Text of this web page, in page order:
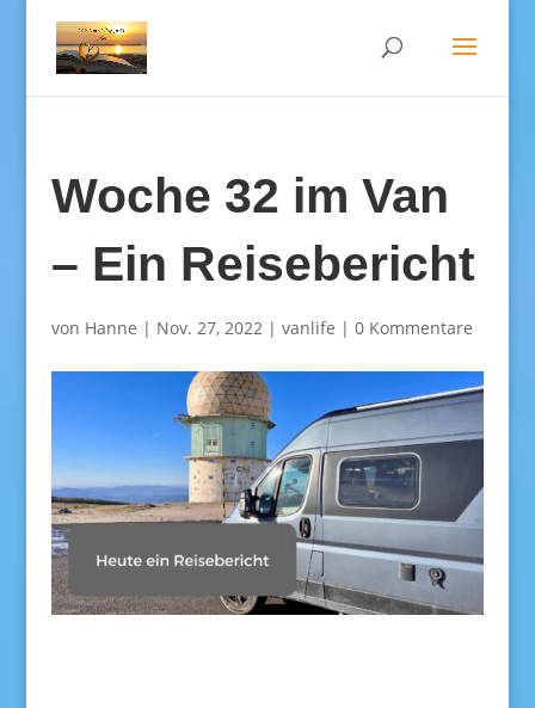
Woche 32 im Van
– Ein Reisebericht
von Hanne | Nov. 27, 2022| vanlife | 0 Kommentare